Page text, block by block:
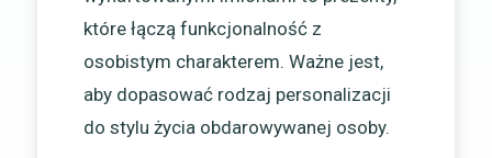
które łączą funkcjonalność z
osobistym charakterem. Ważne jest,
aby dopasować rodzaj personalizacji
do stylu życia obdarowywanej osoby.